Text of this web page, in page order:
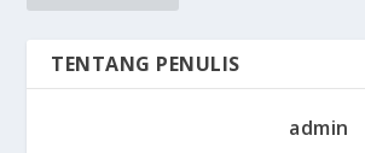
TENTANG PENULIS
admin